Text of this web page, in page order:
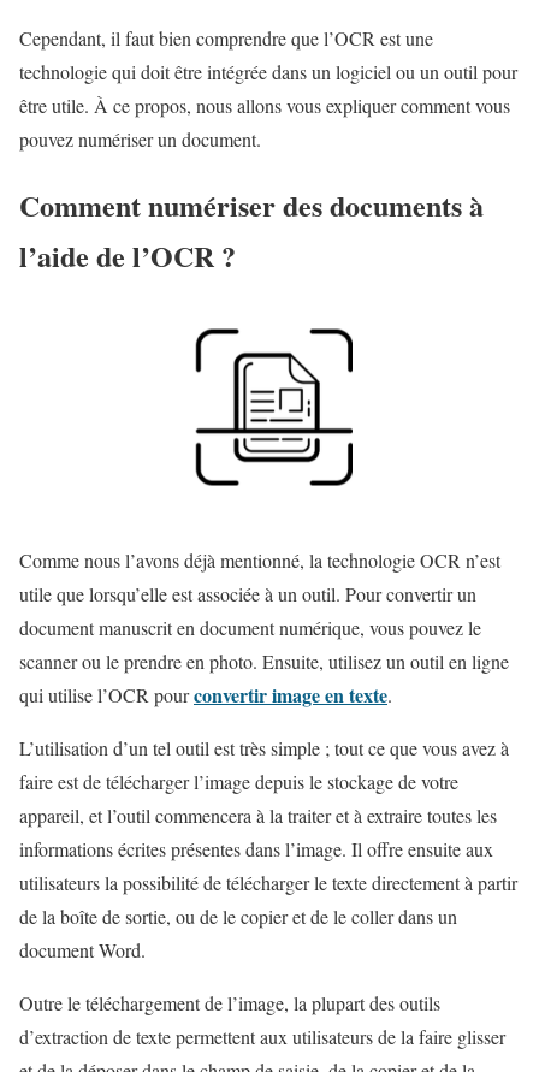
Cependant, il faut bien comprendre que l’OCR est une
technologie qui doit être intégrée dans un logiciel ou un outil pour
être utile. À ce propos, nous allons vous expliquer comment vous
pouvez numériser un document.
Comment numériser des documents à
l’aide de l’OCR ?
Comme nous l’avons déjà mentionné, la technologie OCR n’est
utile que lorsqu’elle est associée à un outil. Pour convertir un
document manuscrit en document numérique, vous pouvez le
scanner ou le prendre en photo. Ensuite, utilisez un outil en ligne
qui utilise l’OCR pourconvertir image en texte.
L’utilisation d’un tel outil est très simple ; tout ce que vous avez à
faire est de télécharger l’image depuis le stockage de votre
appareil, et l’outil commencera à la traiter et à extraire toutes les
informations écrites présentes dans l’image. Il offre ensuite aux
utilisateurs la possibilité de télécharger le texte directement à partir
de la boîte de sortie, ou de le copier et de le coller dans un
document Word.
Outre le téléchargement de l’image, la plupart des outils
d’extraction de texte permettent aux utilisateurs de la faire glisser